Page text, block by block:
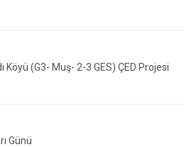
Köyü (G3- Muş- 2-3 GES) ÇED Projesi
Günü